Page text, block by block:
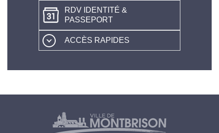
RDV IDENTITÉ &
PASSEPORT
ACCÈS RAPIDES